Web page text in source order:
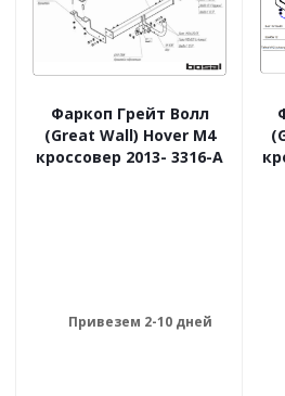
Фаркоп Грейт Волл
(Great Wall) Hover M4
кроссовер 2013- 3316-A
Привезем 2-10 дней